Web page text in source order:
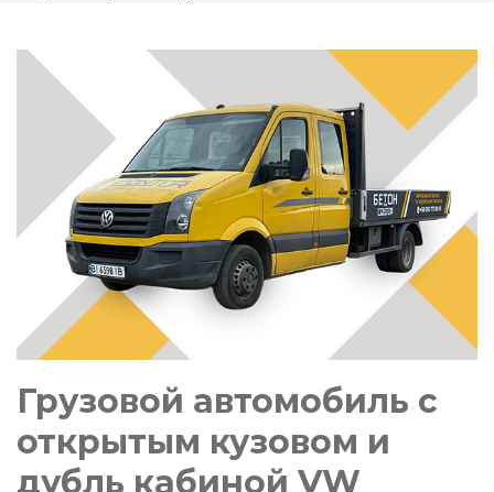
Грузовой автомобиль с
открытым кузовом и
дубль кабиной VW